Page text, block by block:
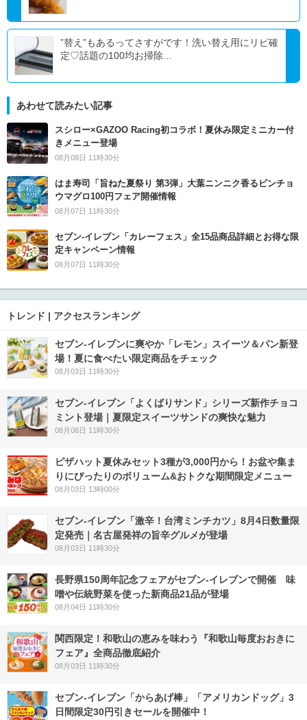
”替え”もあるってさすがです！洗い替え用にリピ確
定♡話題の100均お掃除...
あわせて読みたい記事
スシロー×GAZOO Racing初コラボ！夏休み限定ミニカー付
きメニュー登場
08月08日 11時30分
はま寿司「旨ねた夏祭り 第3弾」大葉ニンニク香るビンチョ
ウマグロ100円フェア開催情報
08月07日 11時30分
セブン‐イレブン「カレーフェス」全15品商品詳細とお得な限
定キャンペーン情報
08月07日 11時30分
トレンド | アクセスランキング
セブン‐イレブンに爽やか「レモン」スイーツ＆パン新登
場！夏に食べたい限定商品をチェック
08月03日 11時30分
セブン‐イレブン「よくばりサンド」シリーズ新作チョコ
ミント登場｜夏限定スイーツサンドの爽快な魅力
08月06日 11時30分
ピザハット夏休みセット3種が3,000円から！お盆や集ま
りにぴったりのボリューム&おトクな期間限定メニュー
08月03日 13時00分
セブン-イレブン「激辛！台湾ミンチカツ」8月4日数量限
定発売｜名古屋発祥の旨辛グルメが登場
08月03日 11時30分
長野県150周年記念フェアがセブン-イレブンで開催 味
噌や伝統野菜を使った新商品21品が登場
08月04日 11時30分
関西限定！和歌山の恵みを味わう『和歌山毎度おおきに
フェア』全商品徹底紹介
08月03日 11時30分
セブン‐イレブン「からあげ棒」「アメリカンドッグ」3
日間限定30円引きセールを開催中！